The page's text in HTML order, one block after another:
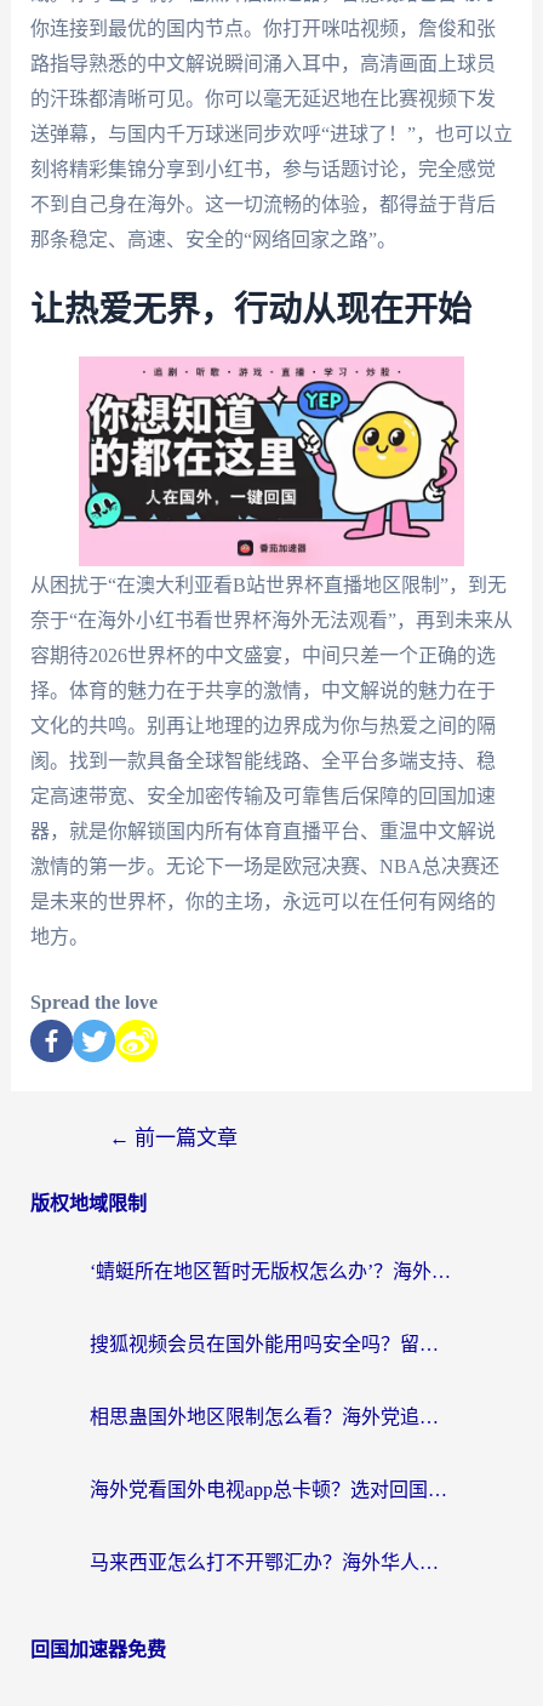
你连接到最优的国内节点。你打开咪咕视频，詹俊和张
路指导熟悉的中文解说瞬间涌入耳中，高清画面上球员
的汗珠都清晰可见。你可以毫无延迟地在比赛视频下发
送弹幕，与国内千万球迷同步欢呼“进球了！”，也可以立
刻将精彩集锦分享到小红书，参与话题讨论，完全感觉
不到自己身在海外。这一切流畅的体验，都得益于背后
那条稳定、高速、安全的“网络回家之路”。
让热爱无界，行动从现在开始
从困扰于“在澳大利亚看B站世界杯直播地区限制”，到无
奈于“在海外小红书看世界杯海外无法观看”，再到未来从
容期待2026世界杯的中文盛宴，中间只差一个正确的选
择。体育的魅力在于共享的激情，中文解说的魅力在于
文化的共鸣。别再让地理的边界成为你与热爱之间的隔
阂。找到一款具备全球智能线路、全平台多端支持、稳
定高速带宽、安全加密传输及可靠售后保障的回国加速
器，就是你解锁国内所有体育直播平台、重温中文解说
激情的第一步。无论下一场是欧冠决赛、NBA总决赛还
是未来的世界杯，你的主场，永远可以在任何有网络的
地方。
Spread the love
← 前一篇文章
版权地域限制
‘蜻蜓所在地区暂时无版权怎么办’？海外党看国内内容、办国内事的实用指南
搜狐视频会员在国外能用吗安全吗？留学生亲测有效的回国观影解决方案
相思蛊国外地区限制怎么看？海外党追剧听歌的终极解决方案
海外党看国外电视app总卡顿？选对回国加速器，追剧购物两不误
马来西亚怎么打不开鄂汇办？海外华人必备的回国加速指南，解决追剧、办事、阅读难题
回国加速器免费